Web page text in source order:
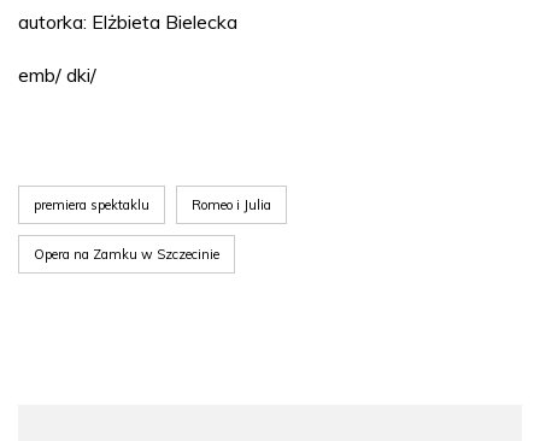
autorka: Elżbieta Bielecka
emb/ dki/
premiera spektaklu Romeo i Julia
Opera na Zamku w Szczecinie